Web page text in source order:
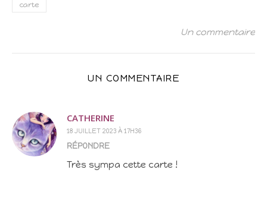
carte
Un commentaire
UN COMMENTAIRE
CATHERINE
18 JUILLET 2023 À 17H36
RÉPONDRE
Très sympa cette carte !